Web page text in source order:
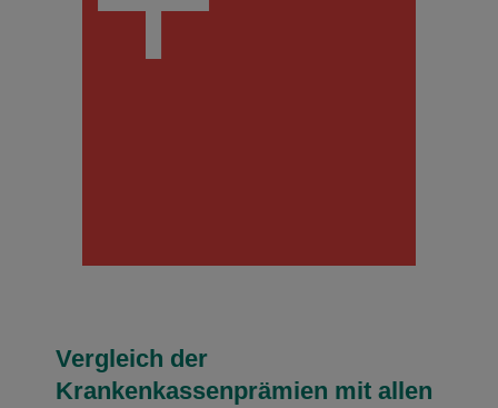
Vergleich der
Krankenkassenprämien mit allen